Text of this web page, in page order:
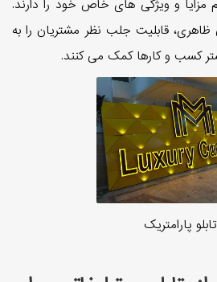
مزایا و ویژگی های خاص خود را دارند.
ظاهری، قابلیت جلب نظر مشتریان را به
کسب و کارها کمک می کنند.
تابلو پارامتریک